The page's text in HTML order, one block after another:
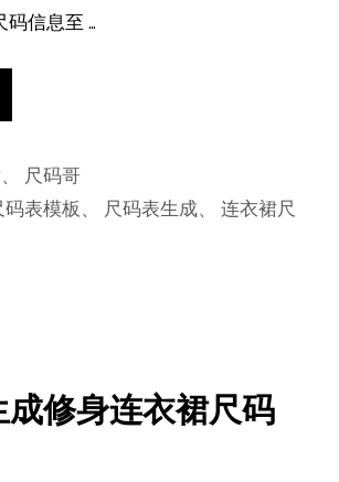
码信息至 …
、
尺码哥
码表模板 、 尺码表生成、连衣裙尺
成修身连衣裙尺码